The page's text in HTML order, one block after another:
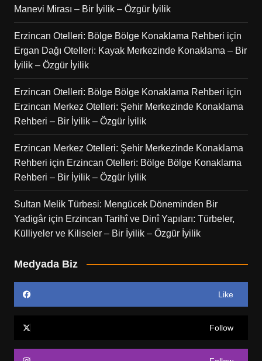
Manevi Mirası – Bir İyilik – Özgür İyilik
Erzincan Otelleri: Bölge Bölge Konaklama Rehberi için
Ergan Dağı Otelleri: Kayak Merkezinde Konaklama – Bir
İyilik – Özgür İyilik
Erzincan Otelleri: Bölge Bölge Konaklama Rehberi için
Erzincan Merkez Otelleri: Şehir Merkezinde Konaklama
Rehberi – Bir İyilik – Özgür İyilik
Erzincan Merkez Otelleri: Şehir Merkezinde Konaklama
Rehberi için Erzincan Otelleri: Bölge Bölge Konaklama
Rehberi – Bir İyilik – Özgür İyilik
Sultan Melik Türbesi: Mengücek Döneminden Bir
Yadigâriçin Erzincan Tarihî ve Dinî Yapıları: Türbeler,
Külliyeler ve Kiliseler – Bir İyilik – Özgür İyilik
Medyada Biz
Like
Follow